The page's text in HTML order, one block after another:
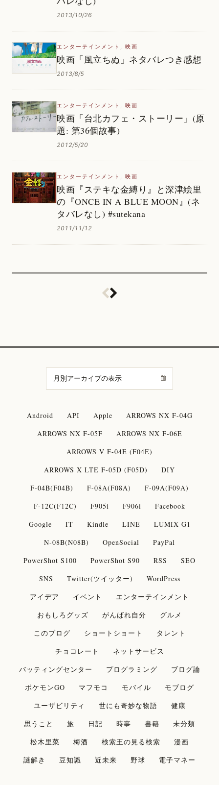
2013/10/26
エンターテインメント , 映画
映画「風立ちぬ」ネタバレつき感想
2013/8/5
エンターテインメント , 映画
映画「台北カフェ・ストーリー」(原
題: 第36個故事)
2012/5/20
エンターテインメント , 映画
映画『ステキな金縛り』と深津絵里
の『ONCE IN A BLUE MOON』(ネ
タバレなし) #sutekana
2011/11/12
Android API Apple
ARROWS NX F-04G
ARROWS NX F-05F
ARROWS NX F-06E
ARROWS V F-04E (F04E)
ARROWS X LTE F-05D (F05D)
DIY
F-04B(F04B)
F-08A(F08A)
F-09A(F09A)
F-12C(F12C)
F905i F906i
Facebook
Google
IT Kindle LINE
LUMIX G1
N-08B(N08B)
OpenSocial
PayPal
PowerShot S100
PowerShot S90 RSS
SEO
SNS
Twitter(ツイッター)
WordPress
アイデア
イベント
エンターテインメント
おもしろグッズ
がんばれ自分
グルメ
このブログ
ショートショート
タレント
チョコレート
ネットサービス
バッティングセンター
プログラミング
ブログ論
ポケモンGO
マフモコ モバイル
モブログ
ユーザビリティ
世にも奇妙な物語
健康
思うこと
旅 日記 時事 書籍
未分類
松木里菜
梅酒 検索王の見る検索
漫画
謎解き
豆知識 近未来 野球 電子マネー